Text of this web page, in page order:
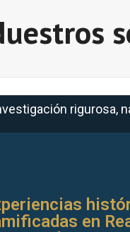
rigurosa,
en